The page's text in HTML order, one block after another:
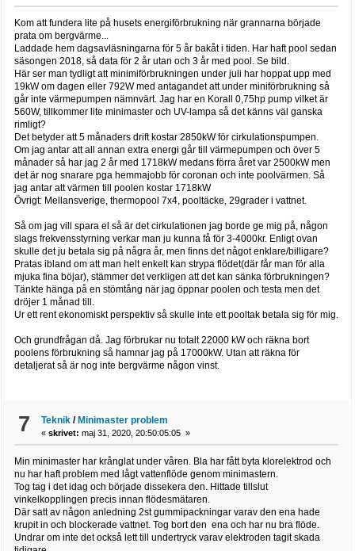
Kom att fundera lite på husets energiförbrukning när grannarna började
prata om bergvärme...
Laddade hem dagsavläsningarna för 5 år bakåt i tiden. Har haft pool sedan
säsongen 2018, så data för 2 år utan och 3 år med pool. Se bild.
Här ser man tydligt att minimiförbrukningen under juli har hoppat upp med
19kW om dagen eller 792W med antagandet att under miniförbrukning så
går inte värmepumpen nämnvärt. Jag har en Korall 0,75hp pump vilket är
560W, tillkommer lite minimaster och UV-lampa så det känns väl ganska
rimligt?
Det betyder att 5 månaders drift kostar 2850kW för cirkulationspumpen.
Om jag antar att all annan extra energi går till värmepumpen och över 5
månader så har jag 2 år med 1718kW medans förra året var 2500kW men
det är nog snarare pga hemmajobb för coronan och inte poolvärmen. Så
jag antar att värmen till poolen kostar 1718kW
Övrigt: Mellansverige, thermopool 7x4, pooltäcke, 29grader i vattnet.
Så om jag vill spara el så är det cirkulationen jag borde ge mig på, någon
slags frekvensstyrning verkar man ju kunna få för 3-4000kr. Enligt ovan
skulle det ju betala sig på några år, men finns det något enklare/billigare?
Pratas ibland om att man helt enkelt kan strypa flödet(där får man för alla
mjuka fina böjar), stämmer det verkligen att det kan sänka förbrukningen?
Tänkte hänga på en stömtång när jag öppnar poolen och testa men det
dröjer 1 månad till.
Ur ett rent ekonomiskt perspektiv så skulle inte ett pooltak betala sig för mig.
Och grundfrågan då. Jag förbrukar nu totalt 22000 kW och räkna bort
poolens förbrukning så hamnar jag på 17000kW. Utan att räkna för
detaljerat så är nog inte bergvärme någon vinst.
7 Teknik / Minimaster problem
«skrivet: maj 31, 2020, 20:50:05:05 »
Min minimaster har krånglat under våren. Bla har fått byta klorelektrod och
nu har haft problem med lågt vattenflöde genom minimastern.
Tog tag i det idag och började dissekera den. Hittade tillslut
vinkelkopplingen precis innan flödesmätaren.
Där satt av någon anledning 2st gummipackningar varav den ena hade
krupit in och blockerade vattnet. Tog bort den ena och har nu bra flöde.
Undrar om inte det också lett till undertryck varav elektroden tagit skada